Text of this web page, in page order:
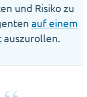
und Risiko zu
auf einem
auszurollen.